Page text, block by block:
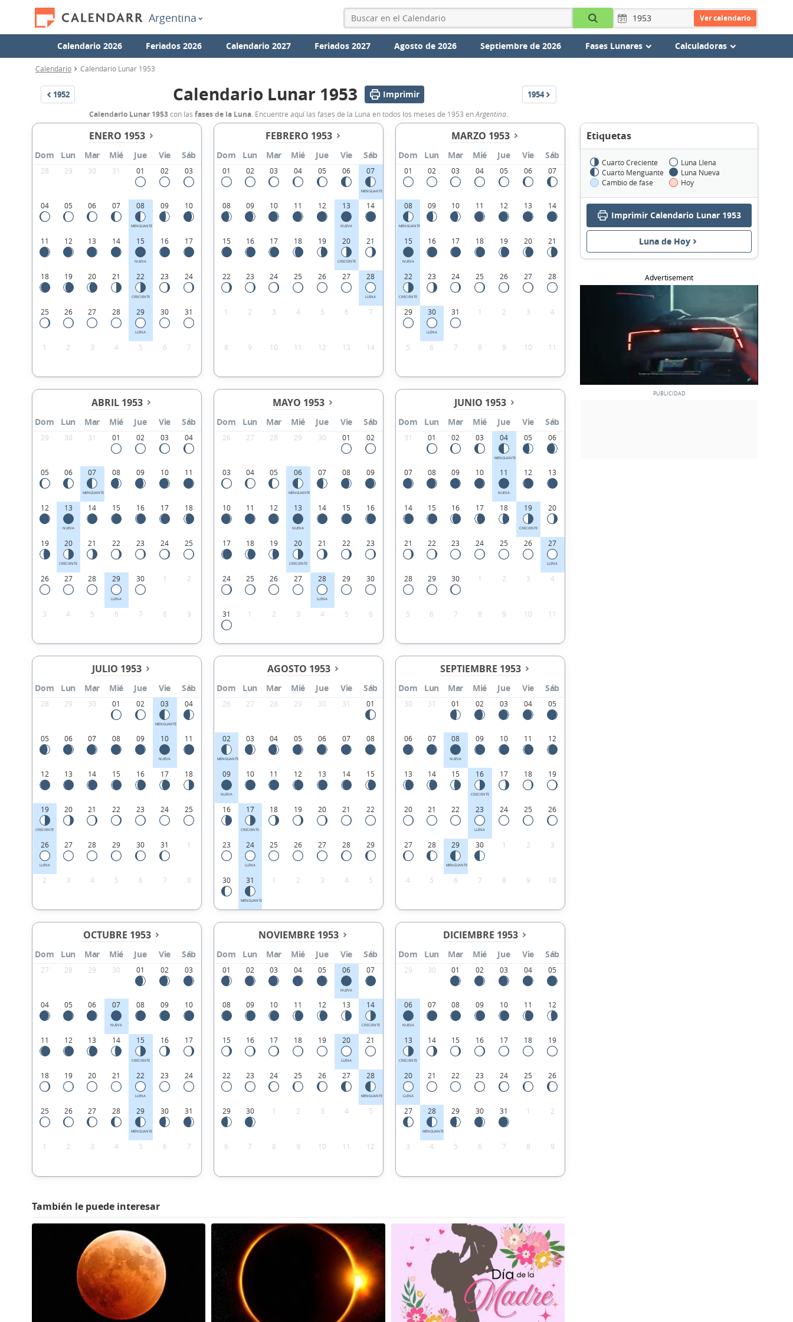
Argentina Ver calendario
Calendario 2026 Feriados 2026 Calendario 2027 Feriados 2027 Agosto de 2026 Septiembre de 2026 Fases Lunares Calculadoras
Calendario Calendario Lunar 1953
1952 Calendario Lunar 1953 Imprimir 1954
Calendario Lunar 1953con las fases de la Luna . Encuentre aquí las fases de la Luna en todos los meses de 1953 enArgentina
ENERO 1953
Dom Lun Mar Mié Jue Vie Sáb
28 29 30 31 01 02 03
04 05 06 07 08
MENGUANTE
09 10
11 12 13 14 15
NUEVA
16 17
18 19 20 21 22
CRECIENTE
23 24
25 26 27 28 29
LLENA
30 31
1 2 3 4 5 6 7
FEBRERO 1953
Dom Lun Mar Mié Jue Vie Sáb
01 02 03 04 05 06 07
MENGUANTE
08 09 10 11 12 13
NUEVA
14
15 16 17 18 19 20
CRECIENTE
21
22 23 24 25 26 27 28
LLENA
1 2 3 4 5 6 7
8 9 10 11 12 13 14
MARZO 1953
Dom Lun Mar Mié Jue Vie Sáb
01 02 03 04 05 06 07
08
MENGUANTE
09 10 11 12 13 14
15
NUEVA
16 17 18 19 20 21
22
CRECIENTE
23 24 25 26 27 28
29 30
LLENA
31 1 2 3 4
5 6 7 8 9 10 11
ABRIL 1953
Dom Lun Mar Mié Jue Vie Sáb
29 30 31 01 02 03 04
05 06 07
MENGUANTE
08 09 10 11
12 13
NUEVA
14 15 16 17 18
19 20
CRECIENTE
21 22 23 24 25
26 27 28 29
LLENA
30 1 2
3 4 5 6 7 8 9
MAYO 1953
Dom Lun Mar Mié Jue Vie Sáb
26 27 28 29 30 01 02
03 04 05 06
MENGUANTE
07 08 09
10 11 12 13
NUEVA
14 15 16
17 18 19 20
CRECIENTE
21 22 23
24 25 26 27 28
LLENA
29 30
31 1 2 3 4 5 6
JUNIO 1953
Dom Lun Mar Mié Jue Vie Sáb
31 01 02 03 04
MENGUANTE
05 06
07 08 09 10 11
NUEVA
12 13
14 15 16 17 18 19
CRECIENTE
20
21 22 23 24 25 26 27
LLENA
28 29 30 1 2 3 4
5 6 7 8 9 10 11
JULIO 1953
Dom Lun Mar Mié Jue Vie Sáb
28 29 30 01 02 03
MENGUANTE
04
05 06 07 08 09 10
NUEVA
11
12 13 14 15 16 17 18
19
CRECIENTE
20 21 22 23 24 25
26
LLENA
27 28 29 30 31 1
2 3 4 5 6 7 8
AGOSTO 1953
Dom Lun Mar Mié Jue Vie Sáb
26 27 28 29 30 31 01
02
MENGUANTE
03 04 05 06 07 08
09
NUEVA
10 11 12 13 14 15
16 17
CRECIENTE
18 19 20 21 22
23 24
LLENA
25 26 27 28 29
30 31
MENGUANTE
1 2 3 4 5
SEPTIEMBRE 1953
Dom Lun Mar Mié Jue Vie Sáb
30 31 01 02 03 04 05
06 07 08
NUEVA
09 10 11 12
13 14 15 16
CRECIENTE
17 18 19
20 21 22 23
LLENA
24 25 26
27 28 29
MENGUANTE
30 1 2 3
4 5 6 7 8 9 10
OCTUBRE 1953
Dom Lun Mar Mié Jue Vie Sáb
27 28 29 30 01 02 03
04 05 06 07
NUEVA
08 09 10
11 12 13 14 15
CRECIENTE
16 17
18 19 20 21 22
LLENA
23 24
25 26 27 28 29
MENGUANTE
30 31
1 2 3 4 5 6 7
NOVIEMBRE 1953
Dom Lun Mar Mié Jue Vie Sáb
01 02 03 04 05 06
NUEVA
07
08 09 10 11 12 13 14
CRECIENTE
15 16 17 18 19 20
LLENA
21
22 23 24 25 26 27 28
MENGUANTE
29 30 1 2 3 4 5
6 7 8 9 10 11 12
DICIEMBRE 1953
Dom Lun Mar Mié Jue Vie Sáb
29 30 01 02 03 04 05
06
NUEVA
07 08 09 10 11 12
13
CRECIENTE
14 15 16 17 18 19
20
LLENA
21 22 23 24 25 26
27 28
MENGUANTE
29 30 31 1 2
3 4 5 6 7 8 9
También le puede interesar
Etiquetas
Cuarto Creciente
Luna Llena
Cuarto Menguante
Luna Nueva
Cambio de fase
Hoy
Imprimir Calendario Lunar 1953
Luna de Hoy
Advertisement